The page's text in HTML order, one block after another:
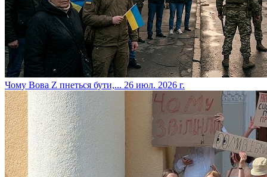
​Чому Вова Z пнеться бути,... 26 июл. 2026 г.